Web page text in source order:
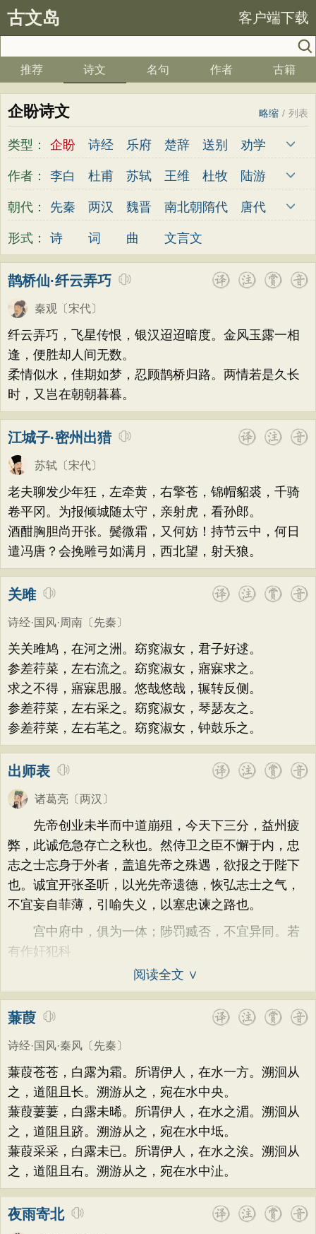
古文岛 客户端下载
推荐 诗文 名句 作者 古籍
企盼诗文 列表
/
略缩
类型： 企盼 诗经 乐府 楚辞 送别
劝学
边塞
儿童 春天 夏天 秋天
冬天
咏史
散文 闺怨 抒情
读书
秋思 哲理 梅花
叙事
饮酒
落花
劝学
论诗 游仙 节日
春节
元宵节
寒食节
小学文言文
初中文言文
高中文言文
唐诗三百首
古诗三百首
宋词三百首
古诗十九首
作者： 李白 杜甫 苏轼 王维 杜牧
陆游
李煜
元稹 韩愈 岑参 齐己
贾岛
皎然
许浑 罗隐 贯休 韦庄
屈原
王勃
张祜 王建 岳飞
姚合
卢纶
秦观
方干
李峤 赵嘏 贺铸 郑谷
郑燮
张说
张炎
刘禹锡
李商隐 陶渊明
孟浩然
柳宗元
王安石
温庭筠
刘长卿
杨万里
诸葛亮
皮日休
左丘明 张九龄
权德舆
黄庭坚
司马迁 皇甫冉
卓文君
文天祥
刘辰翁
陈子昂
朝代： 先秦 两汉 魏晋 南北朝 隋代
唐代
五代
宋代 金朝 元代
形式： 诗 词 曲 文言文
鹊桥仙·纤云弄巧
秦观 〔宋代〕
纤云弄巧，飞星传恨，银汉迢迢暗度。金风玉露一相
逢，便胜却人间无数。
柔情似水，佳期如梦，忍顾鹊桥归路。两情若是久长
时，又岂在朝朝暮暮。
江城子·密州出猎
苏轼 〔宋代〕
老夫聊发少年狂，左牵黄，右擎苍，锦帽貂裘，千骑
卷平冈。为报倾城随太守，亲射虎，看孙郎。
酒酣胸胆尚开张。鬓微霜，又何妨！持节云中，何日
遣冯唐？会挽雕弓如满月，西北望，射天狼。
关雎
诗经·国风·周南 〔先秦〕
关关雎鸠，在河之洲。窈窕淑女，君子好逑。
参差荇菜，左右流之。窈窕淑女，寤寐求之。
求之不得，寤寐思服。悠哉悠哉，辗转反侧。
参差荇菜，左右采之。窈窕淑女，琴瑟友之。
参差荇菜，左右芼之。窈窕淑女，钟鼓乐之。
出师表
诸葛亮 〔两汉〕
先帝创业未半而中道崩殂，今天下三分，益州疲
弊，此诚危急存亡之秋也。然侍卫之臣不懈于内，忠
志之士忘身于外者，盖追先帝之殊遇，欲报之于陛下
也。诚宜开张圣听，以光先帝遗德，恢弘志士之气，
不宜妄自菲薄，引喻失义，以塞忠谏之路也。
宫中府中，俱为一体；陟罚臧否，不宜异同。若
有作奸犯科
阅读全文 ∨
蒹葭
诗经·国风·秦风 〔先秦〕
蒹葭苍苍，白露为霜。所谓伊人，在水一方。溯洄从
之，道阻且长。溯游从之，宛在水中央。
蒹葭萋萋，白露未晞。所谓伊人，在水之湄。溯洄从
之，道阻且跻。溯游从之，宛在水中坻。
蒹葭采采，白露未已。所谓伊人，在水之涘。溯洄从
之，道阻且右。溯游从之，宛在水中沚。
夜雨寄北